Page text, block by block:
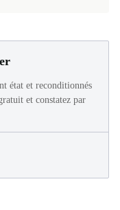
état et reconditionnés
et constatez par